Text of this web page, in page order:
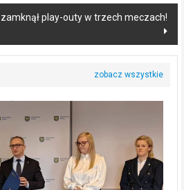
play-outy w trzech meczach!